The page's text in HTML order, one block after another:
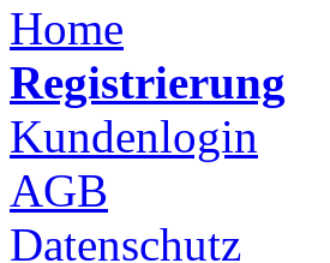
Home
Registrierung
Kundenlogin
AGB
Datenschutz